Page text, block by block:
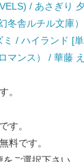
/ あさぎり
冬舎ルチル文庫
/ ハイランド [
マンス） / 華藤
。
す。
料です。